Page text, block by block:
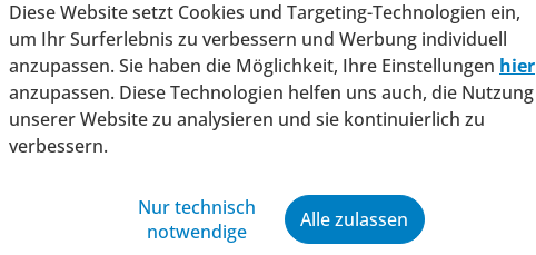
Diese Website setzt Cookies und Targeting-Technologien ein,
um Ihr Surferlebnis zu verbessern und Werbung individuell
anzupassen. Sie haben die Möglichkeit, Ihre Einstellungen hier
anzupassen. Diese Technologien helfen uns auch, die Nutzung
unserer Website zu analysieren und sie kontinuierlich zu
verbessern.
Nur technisch
notwendige
Alle zulassen
2025 beschlossen.
So wurde unter anderem der
strategisch relevanten Entscheidungen zu